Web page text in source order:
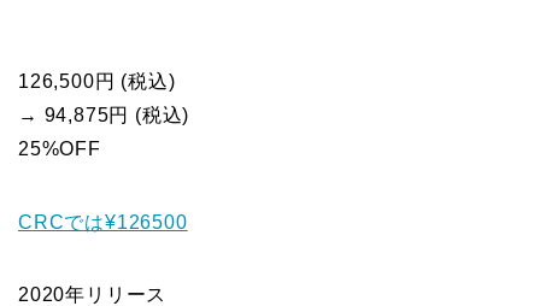
126,500円 (税込)
→ 94,875円 (税込)
25%OFF
CRCでは¥126500
2020年リリース